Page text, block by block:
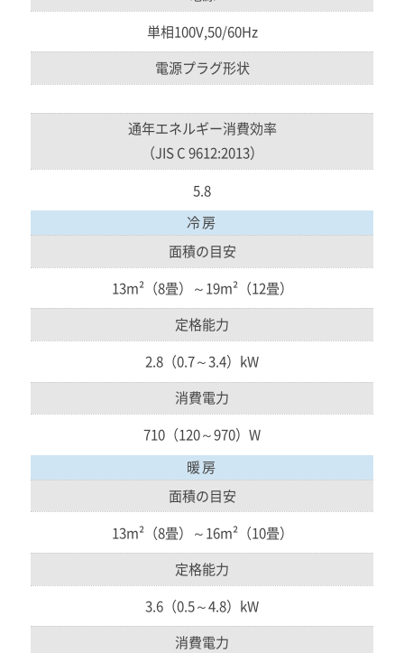
単相100V,50/60Hz
電源プラグ形状
通年エネルギー消費効率
（JIS C 9612:2013）
5.8
冷房
面積の目安
13m²（8畳）～19m²（12畳）
定格能力
2.8（0.7～3.4）kW
消費電力
710（120～970）W
暖房
面積の目安
13m²（8畳）～16m²（10畳）
定格能力
3.6（0.5～4.8）kW
消費電力